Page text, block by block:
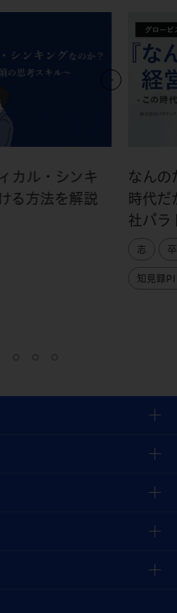
カル・シンキ
る方法を解説
なんの
時代だ
社パラ
志
知見録